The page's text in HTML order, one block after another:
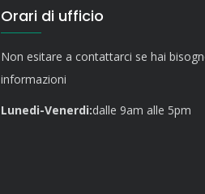
Orari di ufficio
Non esitare a contattarci se hai
informazioni
Lunedi-Venerdi:dalle 9am alle 5pm